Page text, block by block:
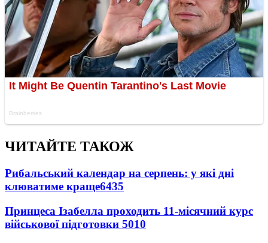
ЧИТАЙТЕ ТАКОЖ
Рибальський календар на серпень: у які дні
клюватиме краще6435
Принцеса Ізабелла проходить 11-місячний курс
військової підготовки 5010